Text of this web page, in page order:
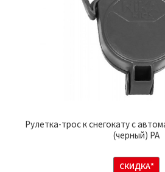
Рулетка-трос к снегокату с
(черный) РА
СКИДКА*